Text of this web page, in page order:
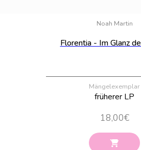
Noah Martin
Florentia - Im Glanz
Mängelexemplar
früherer LP
18,00€